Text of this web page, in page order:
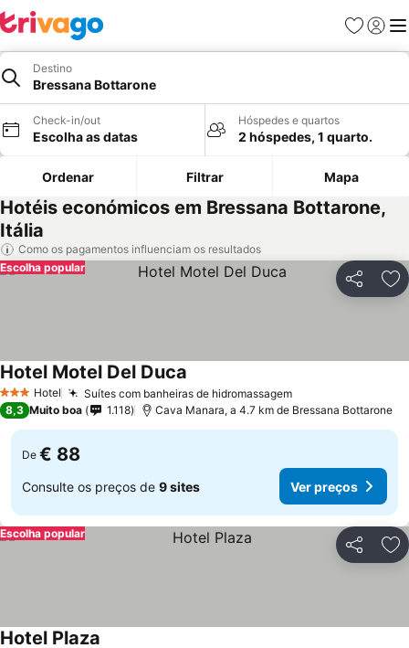
Favoritos
Iniciar
Destino
Bressana Bottarone
Check-in/out
Escolha as datas
Hóspedes e quartos
2 hóspedes, 1 quarto.
Ordenar Filtrar Mapa
Hotéis económicos em Bressana Bottarone,
Itália
Como os pagamentos influenciam os resultados
Partilhar
Escolha popular
3 EstrelasHotel Suítes com banheiras de hidromassagem
Hotel Motel Del Duca
8,3 Muito boa 1.118 Cava Manara, a 4.7 km de Bressana Bottarone
De € 88
Consulte os preços de 9 sites Ver preços
Partilhar
Escolha popular
Hotel Plaza